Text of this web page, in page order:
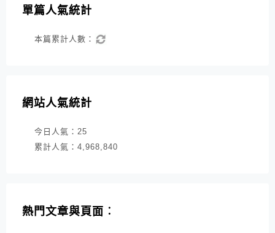
單篇人氣統計
本篇累計人數：
網站人氣統計
今日人氣： 25
累計人氣： 4,968,840
熱門文章與頁面︰